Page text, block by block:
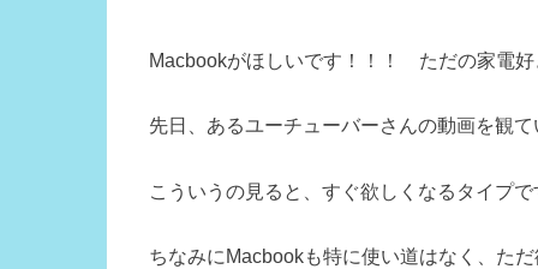
k
Macbookがほしいです！！！ ただの家電好
先日、あるユーチューバーさんの動画を観
こういうの見ると、すぐ欲しくなるタイプ
ちなみにMacbookも特に使い道はなく、た